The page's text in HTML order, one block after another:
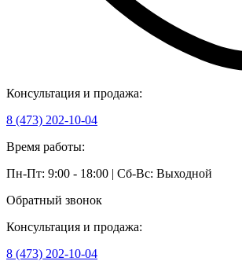
Консультация и продажа:
8 (473) 202-10-04
Время работы:
Пн-Пт: 9:00 - 18:00 | Сб-Вс: Выходной
Обратный звонок
Консультация и продажа:
8 (473) 202-10-04